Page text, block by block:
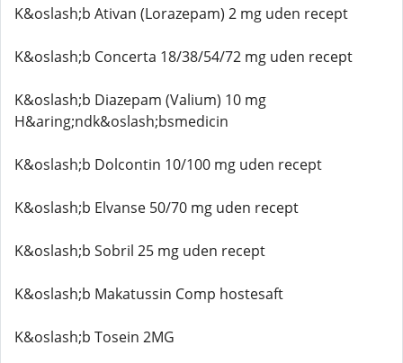
K&oslash;b Ativan (Lorazepam) 2 mg uden recept
K&oslash;b Concerta 18/38/54/72 mg uden recept
K&oslash;b Diazepam (Valium) 10 mg
H&aring;ndk&oslash;bsmedicin
K&oslash;b Dolcontin 10/100 mg uden recept
K&oslash;b Elvanse 50/70 mg uden recept
K&oslash;b Sobril 25 mg uden recept
K&oslash;b Makatussin Comp hostesaft
K&oslash;b Tosein 2MG